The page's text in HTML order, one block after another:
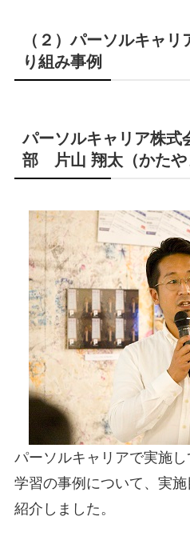
（２）パーソルキャ
り組み事例
パーソルキャリア株式
部 片山 翔太（かたや
パーソルキャリアで実施
学習の事例について、実
紹介しました。